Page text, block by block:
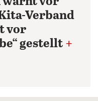
Verband
vor
gestellt +